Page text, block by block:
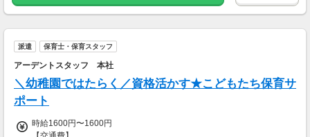
派遣 保育士・保育スタッフ
アーデントスタッフ 本社
＼幼稚園ではたらく／資格活かす★こどもたち保育サ
ポート
時給1600円〜1600円